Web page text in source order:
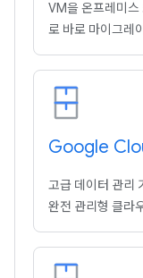
VM을 온프레미스
로 바로 마이그레
Google
고급 데이터 관리
완전 관리형 클라